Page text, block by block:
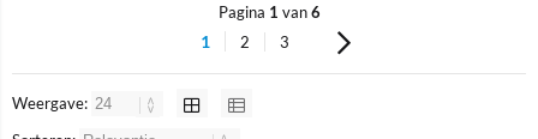
Pagina 1 van6
1 2 3
Weergave: